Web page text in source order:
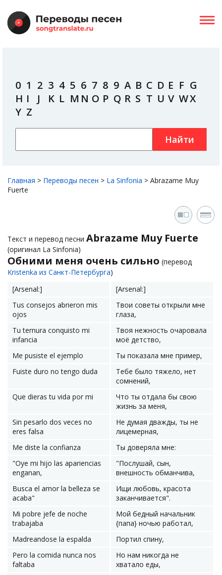
0 1 2 3 4 5 6 7 8 9 A B C D E F G
H I J K L M N O P Q R S T U V WX
Y Z
Найти
Главная > Переводы песен > La Sinfonia > Abrazame Muy
Fuerte
Текст и перевод песни Abrazame Muy Fuerte
(оригинал La Sinfonia)
Обними меня очень сильно (перевод
Kristenka из Санкт-Петербурга)
[Arsenal:]
[Arsenal:]
Tus consejos abrieron mis
ojos
Твои советы открыли мне
глаза,
Tu ternura conquisto mi
infancia
Твоя нежность очаровала
моё детство,
Me pusiste el ejemplo
Ты показала мне пример,
Fuiste duro no tengo duda
Тебе было тяжело, нет
сомнений,
Que dieras tu vida por mi
Что ты отдала бы свою
жизнь за меня,
Sin pesarlo dos veces no
eres falsa
Не думая дважды, ты не
лицемерная,
Me diste la confianza
Ты доверяла мне:
"Oye mi hijo las apariencias
enganan,
"Послушай, сын,
внешность обманчива,
Busca el amor la belleza se
acaba"
Ищи любовь, красота
заканчивается".
Mi pobre jefe de noche
trabajaba
Мой бедный начальник
{папа} ночью работал,
Madreandose la espalda
Портил спину,
Pero la comida nunca nos
faltaba
Но нам никогда не
хватало еды,